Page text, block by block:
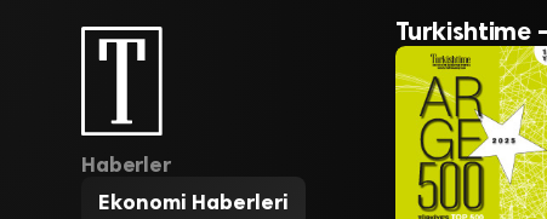
Haberler
Ekonomi Haberleri
Turkishtime